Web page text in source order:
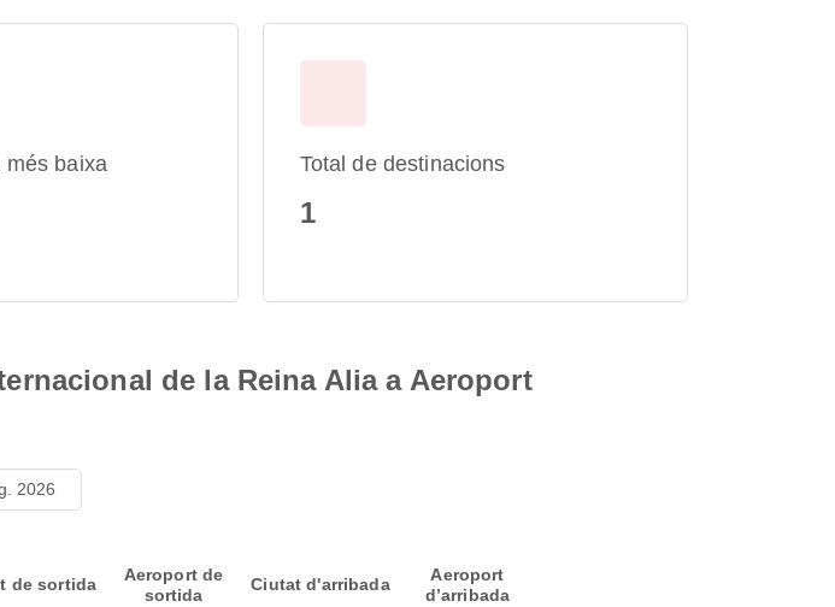
més baixa Total de destinacions
1
de la Reina Alia a Aeroport
2026
de sortida
Aeroport de
sortida
Ciutat d'arribada
Aeroport
d’arribada